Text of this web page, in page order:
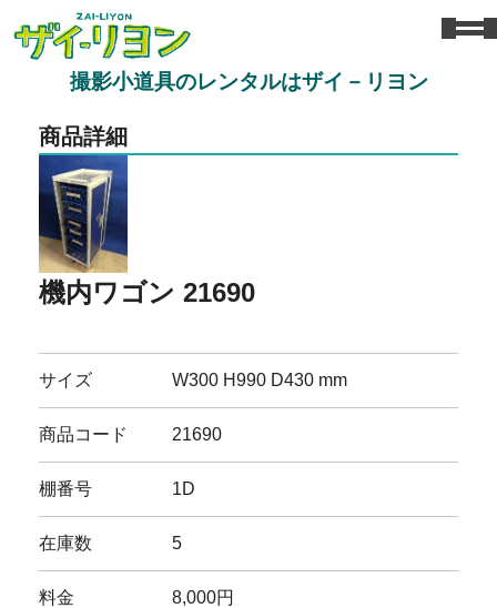
撮影小道具のレンタルはザイ－リヨン
商品詳細
機内ワゴン 21690
サイズ W300 H990 D430 mm
商品コード 21690
棚番号 1D
在庫数 5
料金 8,000円